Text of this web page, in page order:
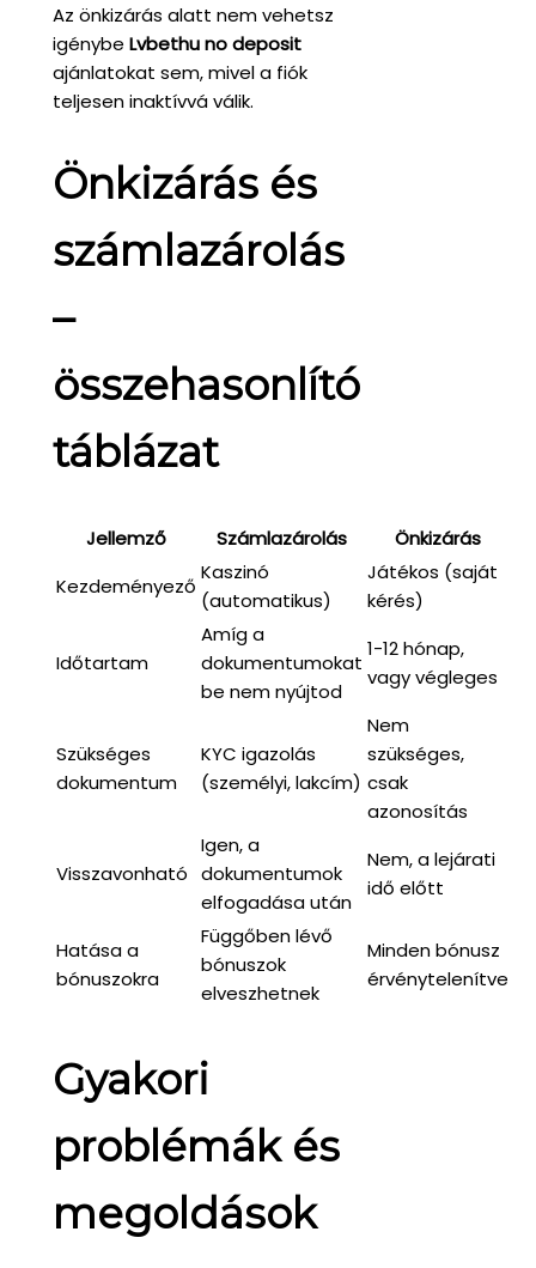
Az önkizárás alatt nem vehetsz
igénybe Lvbethu no deposit
ajánlatokat sem, mivel a fiók
teljesen inaktívvá válik.
Önkizárás és
számlazárolás
–
összehasonlító
táblázat
Jellemző Számlazárolás
Önkizárás
Kezdeményező
Kaszinó
(automatikus)
Játékos (saját
kérés)
Időtartam
Amíg a
dokumentumokat
be nem nyújtod
1-12 hónap,
vagy végleges
Szükséges
dokumentum
KYC igazolás
(személyi, lakcím)
Nem
szükséges,
csak
azonosítás
Visszavonható
Igen, a
dokumentumok
elfogadása után
Nem, a lejárati
idő előtt
Hatása a
bónuszokra
Függőben lévő
bónuszok
elveszhetnek
Minden bónusz
érvénytelenítve
Gyakori
problémák és
megoldások